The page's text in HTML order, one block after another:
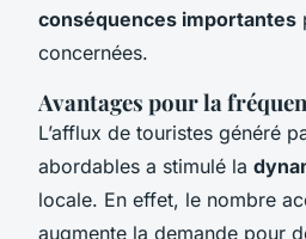
conséquences importantes
concernées.
Avantages pour la
L’afflux de touristes généré
abordables a stimulé la
locale. En effet, le nombre
augmente la demande pour